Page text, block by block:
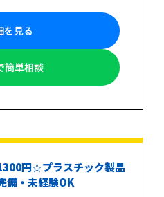
を見る
簡単相談
円☆プラスチック製品
備・未経験OK